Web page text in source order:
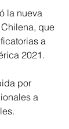
la nueva
que
a
2021.
por
a